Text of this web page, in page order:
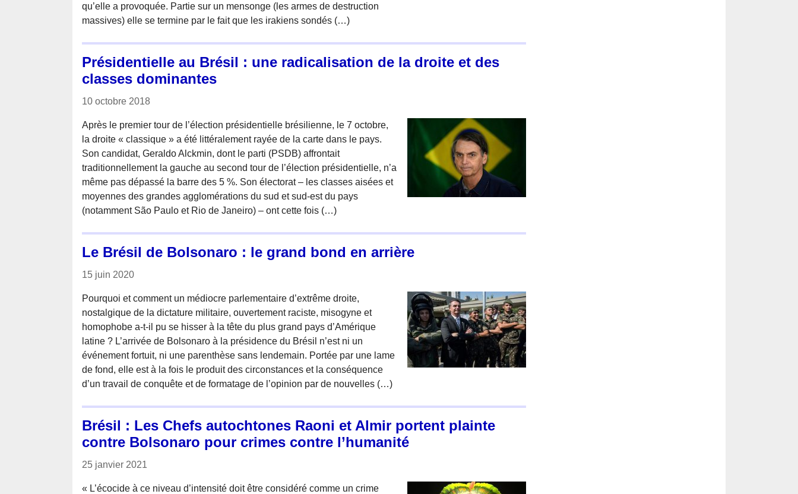
qu’elle a provoquée. Partie sur un mensonge (les armes de destruction
massives) elle se termine par le fait que les irakiens sondés (…)
Présidentielle au Brésil : une radicalisation de la droite et des
classes dominantes
10 octobre 2018
Après le premier tour de l’élection présidentielle brésilienne, le 7 octobre,
la droite « classique » a été littéralement rayée de la carte dans le pays.
Son candidat, Geraldo Alckmin, dont le parti (PSDB) affrontait
traditionnellement la gauche au second tour de l’élection présidentielle, n’a
même pas dépassé la barre des 5 %. Son électorat – les classes aisées et
moyennes des grandes agglomérations du sud et sud-est du pays
(notamment São Paulo et Rio de Janeiro) – ont cette fois (…)
Le Brésil de Bolsonaro : le grand bond en arrière
15 juin 2020
Pourquoi et comment un médiocre parlementaire d’extrême droite,
nostalgique de la dictature militaire, ouvertement raciste, misogyne et
homophobe a-t-il pu se hisser à la tête du plus grand pays d’Amérique
latine ? L’arrivée de Bolsonaro à la présidence du Brésil n’est ni un
événement fortuit, ni une parenthèse sans lendemain. Portée par une lame
de fond, elle est à la fois le produit des circonstances et la conséquence
d’un travail de conquête et de formatage de l’opinion par de nouvelles (…)
Brésil : Les Chefs autochtones Raoni et Almir portent plainte
contre Bolsonaro pour crimes contre l’humanité
25 janvier 2021
« L’écocide à ce niveau d’intensité doit être considéré comme un crime